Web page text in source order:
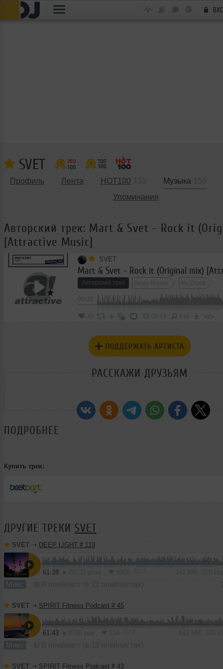
SVET
Профиль Лента HOT100 Музыка
Упоминания
Авторский трек: Mart & Svet - Rock it
[Attractive Music]
SVET
Авторский трек Deep House Nu Disco
45 06:19 616 </>
ПОДДЕРЖАТЬ АРТИСТА
РАССКАЖИ ДРУЗЬЯМ
ПОДРОБНЕЕ
Купить трек:
ДРУГИЕ ТРЕКИ SVET
SVET ➝ DEEP LIGHT # 119
61:28
Микс
SVET ➝ SPIRIT Fitness Podcast # 45
61:43
Микс
SVET ➝ SPIRIT Fitness Podcast # 43